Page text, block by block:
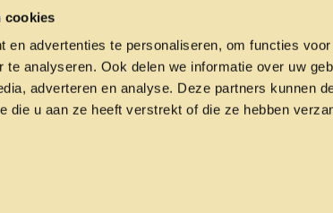
cookies
en advertenties te personaliseren, om functies
te analyseren. Ook delen we informatie over uw
adverteren en analyse. Deze partners kunnen
die u aan ze heeft verstrekt of die ze hebben
18.00
Over ons
Onze partners
Contact